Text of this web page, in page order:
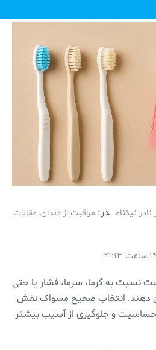
نادر نیکنام در: مراقبت از دندان, مقالات
نسبت به گرما، سرما، فشار یا حتی
انتخاب صحیح مسواک نقش
و جلوگیری از آسیب بیشتر